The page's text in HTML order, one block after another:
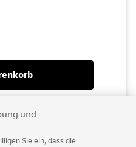
und
Sie ein, dass die